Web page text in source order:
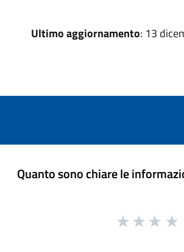
Ultimo aggiornamento: 13
Quanto sono chiare le